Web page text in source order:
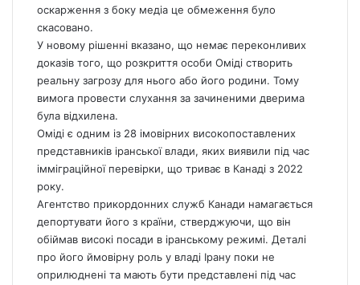
оскарження з боку медіа це обмеження було
скасовано.
У новому рішенні вказано, що немає переконливих
доказів того, що розкриття особи Оміді створить
реальну загрозу для нього або його родини. Тому
вимога провести слухання за зачиненими дверима
була відхилена.
Оміді є одним із 28 імовірних високопоставлених
представників іранської влади, яких виявили під час
імміграційної перевірки, що триває в Канаді з 2022
року.
Агентство прикордонних служб Канади намагається
депортувати його з країни, стверджуючи, що він
обіймав високі посади в іранському режимі. Деталі
про його ймовірну роль у владі Ірану поки не
оприлюднені та мають бути представлені під час